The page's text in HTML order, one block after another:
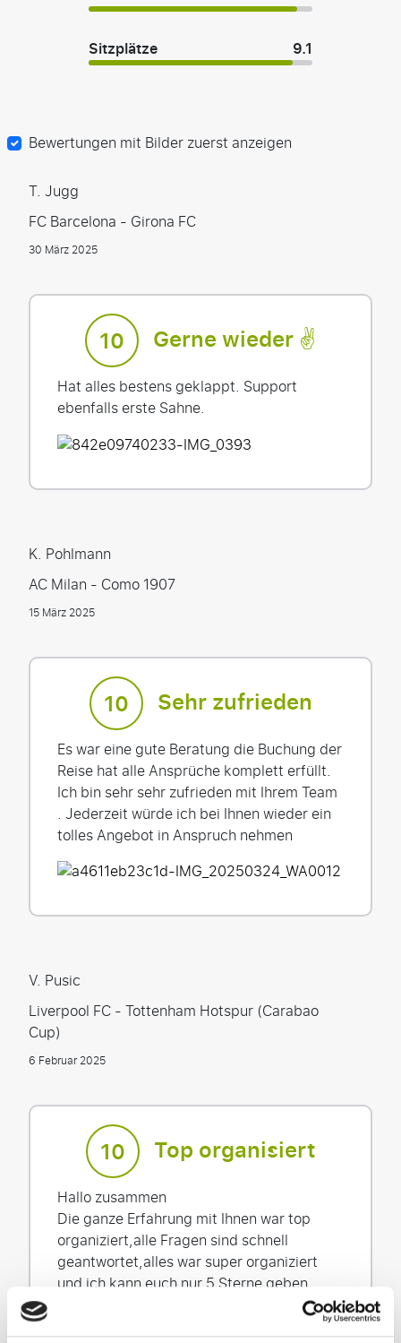
Sitzplätze
9.1
Bewertungen mit Bilder zuerst anzeigen
T. Jugg
FC Barcelona - Girona FC
30 März 2025
10 Gerne wieder ✌️
Hat alles bestens geklappt. Support
ebenfalls erste Sahne.
K. Pohlmann
AC Milan - Como 1907
15 März 2025
10 Sehr zufrieden
Es war eine gute Beratung die Buchung der
Reise hat alle Ansprüche komplett erfüllt.
Ich bin sehr sehr zufrieden mit Ihrem Team
. Jederzeit würde ich bei Ihnen wieder ein
tolles Angebot in Anspruch nehmen
V. Pusic
Liverpool FC - Tottenham Hotspur (Carabao
Cup)
6 Februar 2025
10 Top organisiert
Hallo zusammen
Die ganze Erfahrung mit Ihnen war top
organiziert,alle Fragen sind schnell
geantwortet,alles war super organiziert
und ich kann euch nur 5 Sterne geben.